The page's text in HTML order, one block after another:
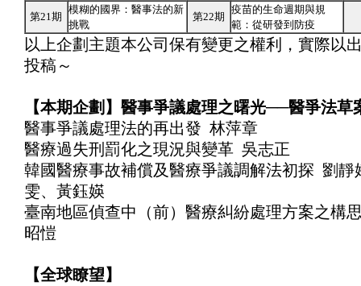
第21期
模糊的國界：醫事法的新
挑戰
第22期
疫苗的生命週期與規
範：從研發到防疫
以上企劃主題本公司保有變更之權利，實際以
投稿～
【本期企劃】醫事爭議處理之曙光──醫爭法草
醫事爭議處理法的再出發 林萍章
醫療過失刑罰化之現況與變革 吳志正
韓國醫療事故補償及醫療爭議調解法初探 劉靜
雯、黃鈺媖
臺南地區偵查中（前）醫療糾紛處理方案之構
昭愷
【全球瞭望】